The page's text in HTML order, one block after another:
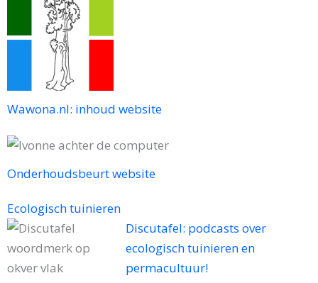
Wawona.nl: inhoud website
Onderhoudsbeurt website
Ecologisch tuinieren
Discutafel: podcasts over
ecologisch tuinieren en
permacultuur!